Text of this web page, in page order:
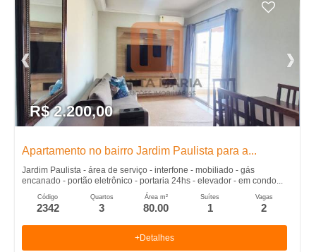
R$ 2.200,00
Apartamento no bairro Jardim Paulista para a...
Jardim Paulista - área de serviço - interfone - mobiliado - gás
encanado - portão eletrônico - portaria 24hs - elevador - em condo...
Código
2342
Quartos
3
Área m²
80.00
Suítes
1
Vagas
2
+Detalhes